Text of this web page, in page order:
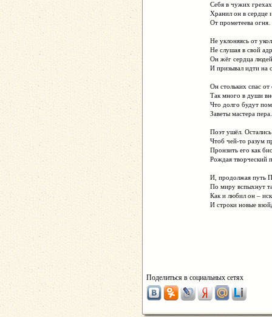
Себя в чужих
Хранил он в сердце
От прометеева огня.
Не уклоняясь от
Не слушая в свой
Он жёг сердца
И призывал идти на
Он стольких спас от
Так много в души
Что долго будут
Заветы мастера пера.
Поэт ушёл.
Чтоб чей-то разум
Пронзить его как
Рождая творческий
И, продолжая путь
По миру вспыхнут
Как и любил он –
И строки новые
Поделиться в социальных сетях